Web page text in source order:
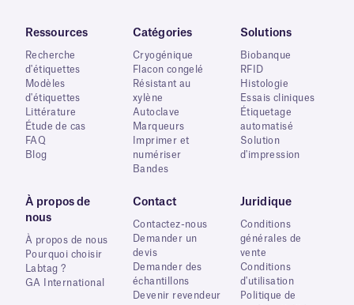
Ressources
Recherche
d'étiquettes
Modèles
d'étiquettes
Littérature
Étude de cas
FAQ
Blog
Catégories
Cryogénique
Flacon congelé
Résistant au
xylène
Autoclave
Marqueurs
Imprimer et
numériser
Bandes
Solutions
Biobanque
RFID
Histologie
Essais cliniques
Étiquetage
automatisé
Solution
d'impression
À propos de
nous
À propos de nous
Pourquoi choisir
Labtag ?
GA International
Contact
Contactez-nous
Demander un
devis
Demander des
échantillons
Devenir revendeur
Juridique
Conditions
générales de
vente
Conditions
d'utilisation
Politique de